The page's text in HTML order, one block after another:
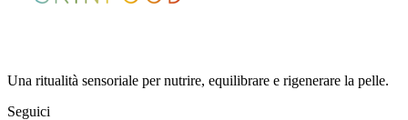
Una ritualità sensoriale per nutrire, equilibrare e rigenerare la pelle.
Seguici